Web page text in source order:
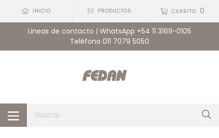
INICIO PRODUCTOS CARRITO 0
Lineas de contacto | WhatsApp +54 11 3169-0105
Teléfono 011 7079 5050